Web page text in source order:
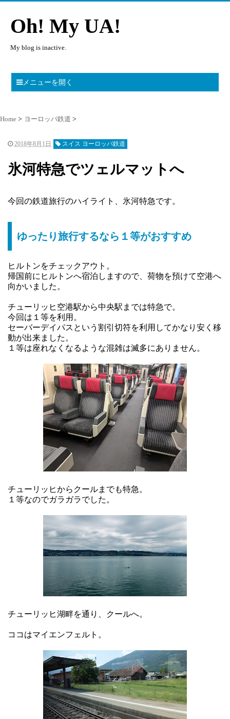
Oh! My UA!
My blog is inactive.
メニューを開く
Home ヨーロッパ鉄道
2018年8月1日 スイス ヨーロッパ鉄道
氷河特急でツェルマットへ
今回の鉄道旅行のハイライト、氷河特急です。
ゆったり旅行するなら１等がおすすめ
ヒルトンをチェックアウト。
帰国前にヒルトンへ宿泊しますので、荷物を預けて空港へ
向かいました。
チューリッヒ空港駅から中央駅までは特急で。
今回は１等を利用。
セーバーデイパスという割引切符を利用してかなり安く移
動が出来ました。
１等は座れなくなるような混雑は滅多にありません。
チューリッヒからクールまでも特急。
１等なのでガラガラでした。
チューリッヒ湖畔を通り、クールへ。
ココはマイエンフェルト。